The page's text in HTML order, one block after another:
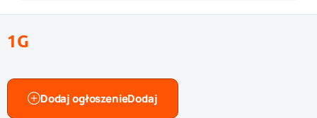
1G
Dodaj ogłoszenie